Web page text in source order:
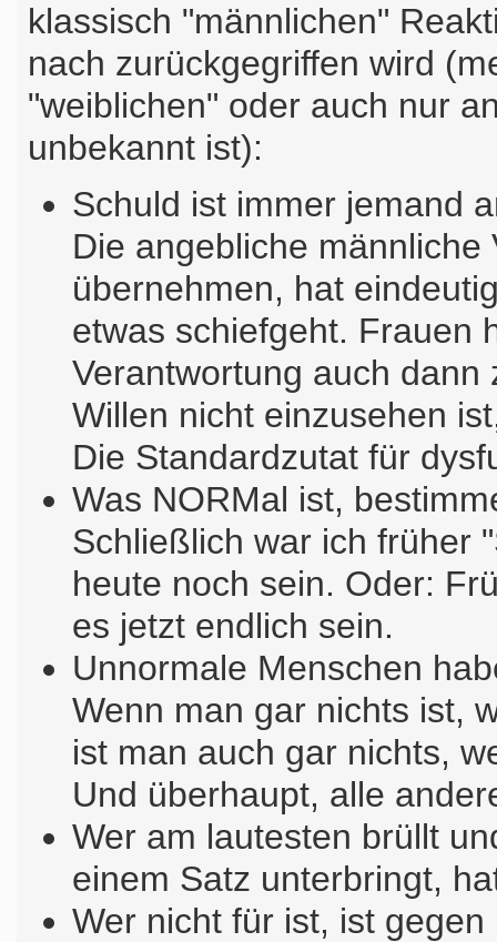
klassisch "männlichen"
nach zurückgegriffen wird
"weiblichen" oder auch nur
unbekannt ist):
Schuld ist immer jemand
Die angebliche
übernehmen, hat
etwas schiefgeht. Frauen
Verantwortung auch
Willen nicht einzusehen
Die Standardzutat für
Was NORMal ist,
Schließlich war ich früher
heute noch sein. Oder:
es jetzt endlich sein.
Unnormale Menschen
Wenn man gar nichts ist,
ist man auch gar nichts,
Und überhaupt, alle
Wer am lautesten brüllt
einem Satz unterbringt,
Wer nicht für ist, ist gegen